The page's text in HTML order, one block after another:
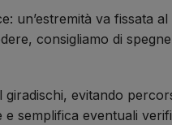
un’estremità va fissata
consigliamo di
evitando
semplifica eventuali